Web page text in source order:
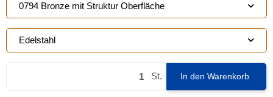
0794 Bronze mit Struktur Oberfläche
Edelstahl
St. In den Warenkorb